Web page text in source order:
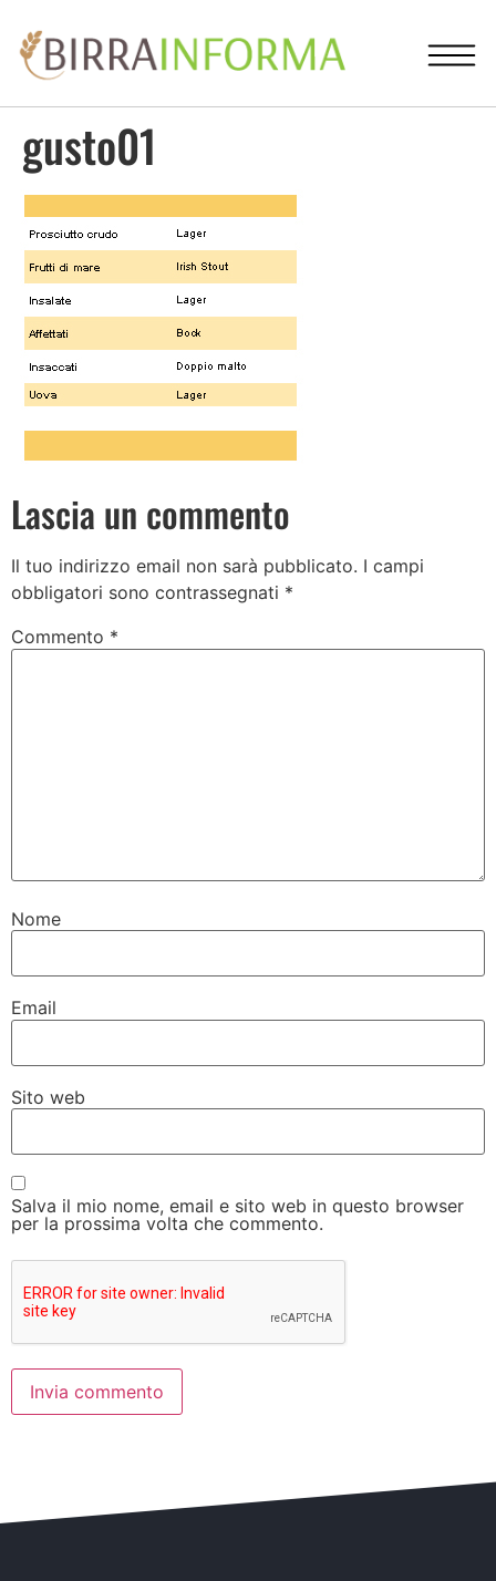
gusto01
Lascia un commento
Il tuo indirizzo email non sarà pubblicato. I campi
obbligatori sono contrassegnati *
Commento *
Nome
Email
Sito web
Salva il mio nome, email e sito web in questo browser
per la prossima volta che commento.